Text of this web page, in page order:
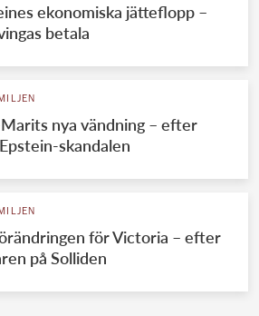
ekonomiska jätteflopp –
betala
nya vändning – efter
skandalen
för Victoria – efter
på Solliden